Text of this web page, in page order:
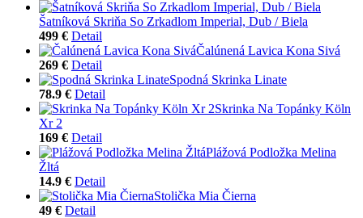
Šatníková Skriňa So Zrkadlom Imperial, Dub / Biela
499 € Detail
Čalúnená Lavica Kona Sivá
269 € Detail
Spodná Skrinka Linate
78.9 € Detail
Skrinka Na Topánky Köln
Xr 2
169 € Detail
Plážová Podložka Melina
Žltá
14.9 € Detail
Stolička Mia Čierna
49 € Detail